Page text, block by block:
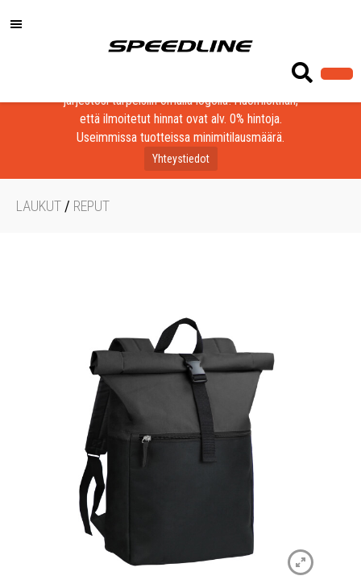
Löydä laadukkaat tuotteet yrityksesi, seurasi tai
järjestösi tarpeisiin omalla logolla! Huomioithan,
että ilmoitetut hinnat ovat alv. 0% hintoja.
Useimmissa tuotteissa minimitilausmäärä.
Yhteystiedot
LAUKUT / REPUT